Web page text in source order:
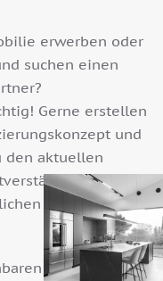
erwerben oder
suchen einen
Gerne erstellen
und
den aktuellen
unter
Wünsche und
Sie per Mail